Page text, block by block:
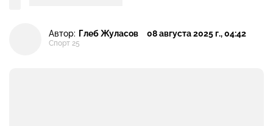
Автор: Глеб Жуласов
Спорт 25
08 августа 2025 г., 04:42